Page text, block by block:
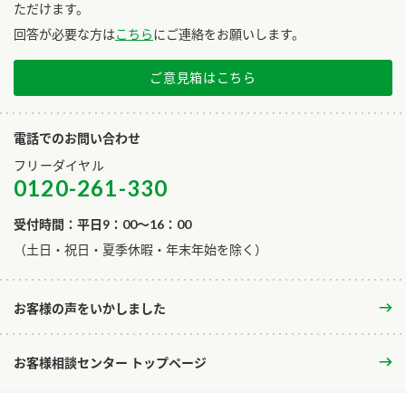
ただけます。
回答が必要な方はこちらにご連絡をお願いします。
ご意見箱はこちら
電話でのお問い合わせ
フリーダイヤル
0120-261-330
受付時間：平日9：00～16：00
​（土日・祝日・夏季休暇・年末年始を除く）
お客様の声をいかしました
お客様相談センター トップページ